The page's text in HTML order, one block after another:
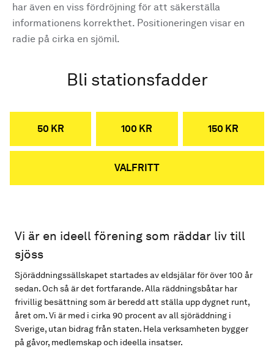
har även en viss fördröjning för att säkerställa
informationens korrekthet. Positioneringen visar en
radie på cirka en sjömil.
Bli stationsfadder
50 KR 100 KR 150 KR
VALFRITT
Vi är en ideell förening som räddar liv till
sjöss
Sjöräddningssällskapet startades av eldsjälar för över 100 år
sedan. Och så är det fortfarande. Alla räddningsbåtar har
frivillig besättning som är beredd att ställa upp dygnet runt,
året om. Vi är med i cirka 90 procent av all sjöräddning i
Sverige, utan bidrag från staten. Hela verksamheten bygger
på gåvor, medlemskap och ideella insatser.